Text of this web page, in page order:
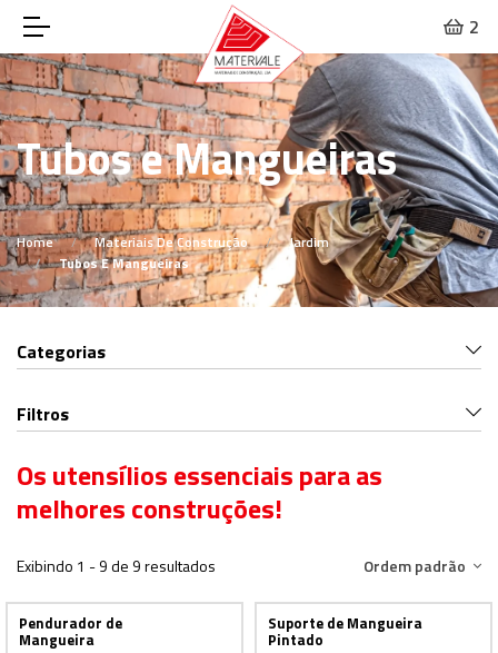
2
Tubos e Mangueiras
Home Materiais De Construção
Jardim
Tubos E Mangueiras
Categorias
Filtros
Os utensílios essenciais para as
melhores construções!
Exibindo 1 - 9 de 9 resultados Ordem padrão
Pendurador de
Mangueira
Suporte de Mangueira
Pintado